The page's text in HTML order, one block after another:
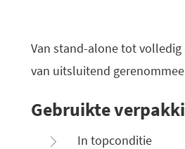
Van stand-alone tot
van uitsluitend
Gebruikte
In topconditie